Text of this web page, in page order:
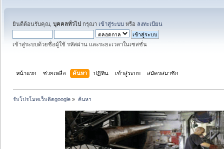
ยินดีต้อนรับคุณ, บุคคลทั่วไป กรุณา เข้าสู่ระบบ หรือ ลงทะเบียน
เข้าสู่ระบบด้วยชื่อผู้ใช้ รหัสผ่าน และระยะเวลาในเซสชั่น
หน้าแรก ช่วยเหลือ ค้นหา ปฏิทิน เข้าสู่ระบบ สมัครสมาชิก
รับโปรโมทเว็บติดgoogle » ค้นหา